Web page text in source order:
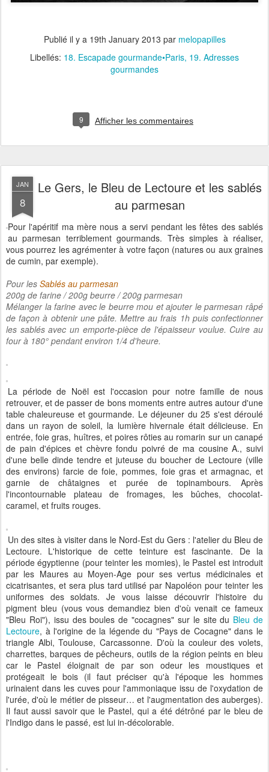
Publié il y a 19th January 2013 par melopapilles
Libellés: 18. Escapade gourmande•Paris 19. Adresses
gourmandes
9 Afficher les commentaires
JAN
8
Le Gers, le Bleu de Lectoure et les sablés
au parmesan
Pour l'apéritif ma mère nous a servi pendant les fêtes des sablés
au parmesan terriblement gourmands. Très simples à réaliser,
vous pourrez les agrémenter à votre façon (natures ou aux graines
de cumin, par exemple).
Pour les Sablés au parmesan
200g de farine / 200g beurre / 200g parmesan
Mélanger la farine avec le beurre mou et ajouter le parmesan râpé
de façon à obtenir une pâte. Mettre au frais 1h puis confectionner
les sablés avec un emporte-pièce de l'épaisseur voulue. Cuire au
four à 180° pendant environ 1/4 d'heure.
La période de Noël est l'occasion pour notre famille de nous
retrouver, et de passer de bons moments entre autres autour d'une
table chaleureuse et gourmande. Le déjeuner du 25 s'est déroulé
dans un rayon de soleil, la lumière hivernale était délicieuse. En
entrée, foie gras, huîtres, et poires rôties au romarin sur un canapé
de pain d'épices et chèvre fondu poivré de ma cousine A., suivi
d'une belle dinde tendre et juteuse du boucher de Lectoure (ville
des environs) farcie de foie, pommes, foie gras et armagnac, et
garnie de châtaignes et purée de topinambours. Après
l'incontournable plateau de fromages, les bûches, chocolat-
caramel, et fruits rouges.
Un des sites à visiter dans le Nord-Est du Gers : l'atelier du Bleu de
Lectoure. L'historique de cette teinture est fascinante. De la
période égyptienne (pour teinter les momies), le Pastel est introduit
par les Maures au Moyen-Age pour ses vertus médicinales et
cicatrisantes, et sera plus tard utilisé par Napoléon pour teinter les
uniformes des soldats. Je vous laisse découvrir l'histoire du
pigment bleu (vous vous demandiez bien d'où venait ce fameux
"Bleu Roi"), issu des boules de "cocagnes" sur le site du Bleu de
Lectoure, à l'origine de la légende du "Pays de Cocagne" dans le
triangle Albi, Toulouse, Carcassonne. D'où la couleur des volets,
charrettes, barques de pêcheurs, outils de la région peints en bleu
car le Pastel éloignait de par son odeur les moustiques et
protégeait le bois (il faut préciser qu'à l'époque les hommes
urinaient dans les cuves pour l'ammoniaque issu de l'oxydation de
l'urée, d'où le métier de pisseur… et l'augmentation des auberges).
Il faut aussi savoir que le Pastel, qui a été détrôné par le bleu de
l'Indigo dans le passé, est lui in-décolorable.